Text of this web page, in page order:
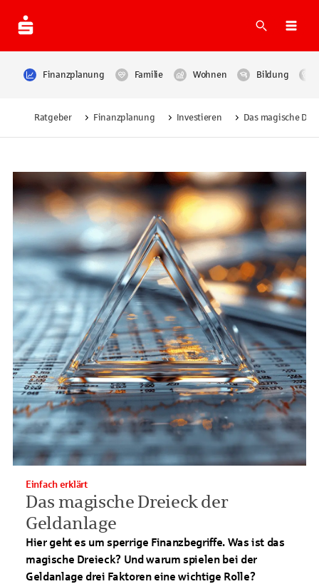
Suche
Finanzplanung Familie Wohnen Bildung
Ratgeber Finanzplanung Investieren Das magische
Das magische Dreieck der
Geldanlage
Einfach erklärt
Hier geht es um sperrige Finanzbegriffe. Was ist das
magische Dreieck? Und warum spielen bei der
Geldanlage drei Faktoren eine wichtige Rolle?